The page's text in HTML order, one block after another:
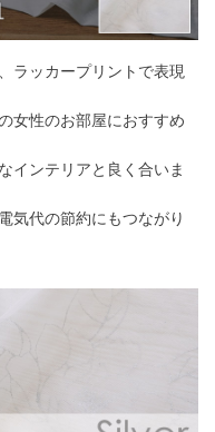
17,490 円 23,320円
21,120 円 28,160円
生地に幅継ぎが入りま
ラッカープリントで表現
女性のお部屋におすすめ
インテリアと良く合いま
気代の節約にもつながり